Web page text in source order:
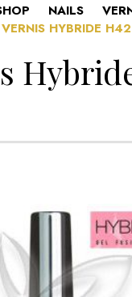
NAILS
VERNIS HYBRIDE H42